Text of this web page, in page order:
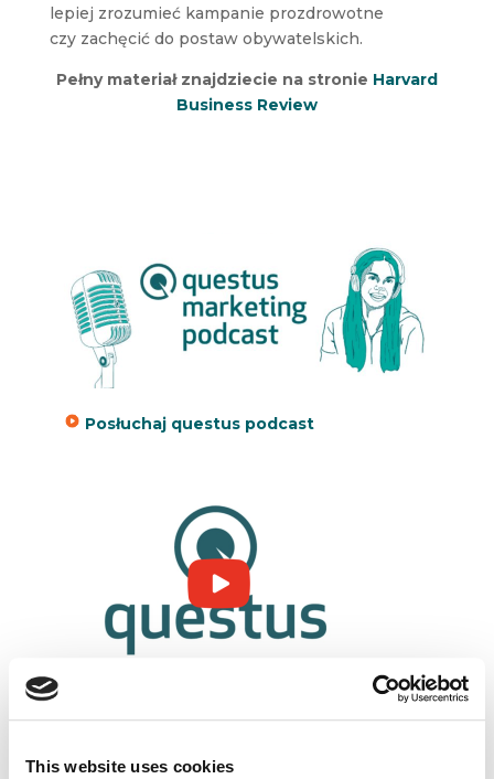
This website uses cookies
lepiej zrozumieć kampanie prozdrowotne
czy zachęcić do postaw obywatelskich.
Pełny materiał znajdziecie na stronie Harvard
Business Review
Posłuchaj questus podcast